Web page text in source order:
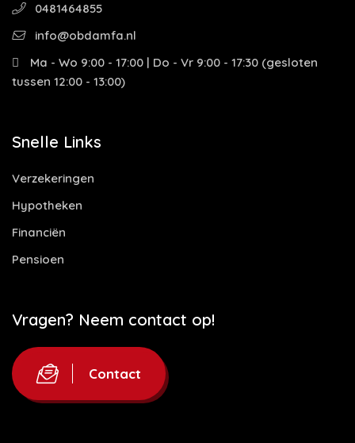
0481464855
info@obdamfa.nl
Ma - Wo 9:00 - 17:00 | Do - Vr 9:00 - 17:30 (gesloten
tussen 12:00 - 13:00)
Snelle Links
Verzekeringen
Hypotheken
Financiën
Pensioen
Vragen? Neem contact op!
Contact